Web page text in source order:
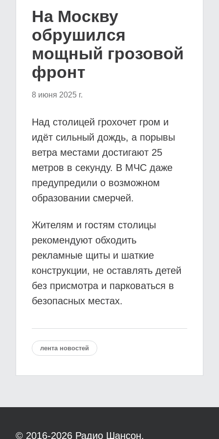
На Москву
обрушился
мощный грозовой
фронт
8 июня 2025 г.
Над столицей грохочет гром и
идёт сильный дождь, а порывы
ветра местами достигают 25
метров в секунду. В МЧС даже
предупредили о возможном
образовании смерчей.
Жителям и гостям столицы
рекомендуют обходить
рекламные щиты и шаткие
конструкции, не оставлять детей
без присмотра и парковаться в
безопасных местах.
лента новостей
© 2016-2026 Радио Шансон.